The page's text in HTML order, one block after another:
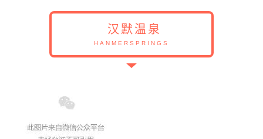
汉默温泉
HANMERSPRINGS